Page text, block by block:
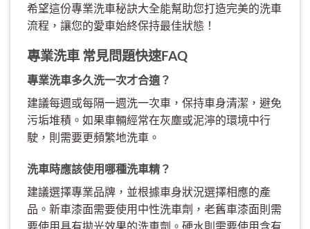
希望這份專業洗車秘訣大全能幫助您打造完美的洗車
流程，讓您的愛車始終保持最佳狀態！
專業洗車 常見問題快速FAQ
專業洗車多久洗一次才合適？
建議每週或每隔一週洗一次車，保持車身清潔，避免
污垢堆積。如果車輛經常在灰塵或泥濘的環境中行
駛，則需要更頻繁地洗車。
洗車時應該使用哪種洗車精？
建議選擇專業品牌，並根據車身狀況選擇相應的產
品。新車漆面需要使用中性洗車劑，老舊車漆面則需
要使用具有拋光效果的洗車劑。硬水則需要使用含有